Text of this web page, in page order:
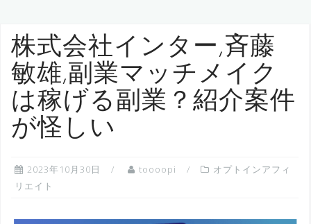
株式会社インター,斉藤
敏雄,副業マッチメイク
は稼げる副業？紹介案件
が怪しい
2023年10月30日 toooopi
オプトインアフィ
リエイト